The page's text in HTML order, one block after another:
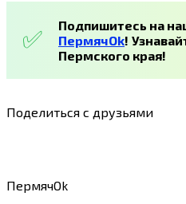
Подпишитесь на
ПермячOk!
Пермского края!
Поделиться с друзьями
ПермячOk